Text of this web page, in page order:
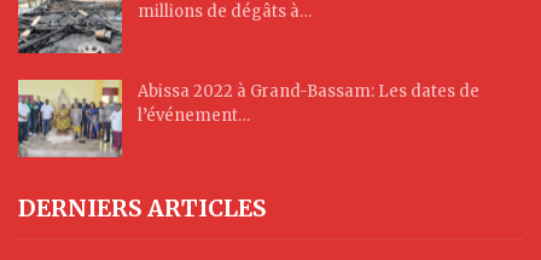
millions de dégâts à…
Abissa 2022 à Grand-Bassam: Les dates de
l’événement…
DERNIERS ARTICLES